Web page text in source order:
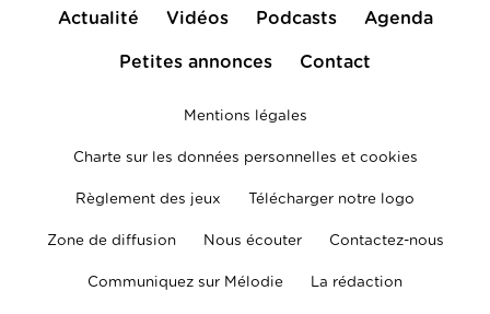
Actualité Vidéos Podcasts Agenda
Petites annonces Contact
Mentions légales
Charte sur les données personnelles et cookies
Règlement des jeux Télécharger notre logo
Zone de diffusion Nous écouter Contactez-nous
Communiquez sur Mélodie La rédaction